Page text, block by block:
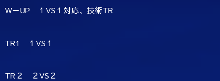
W－UP １VS１対応、技術TR
TR1 １VS１
TR２ ２VS２